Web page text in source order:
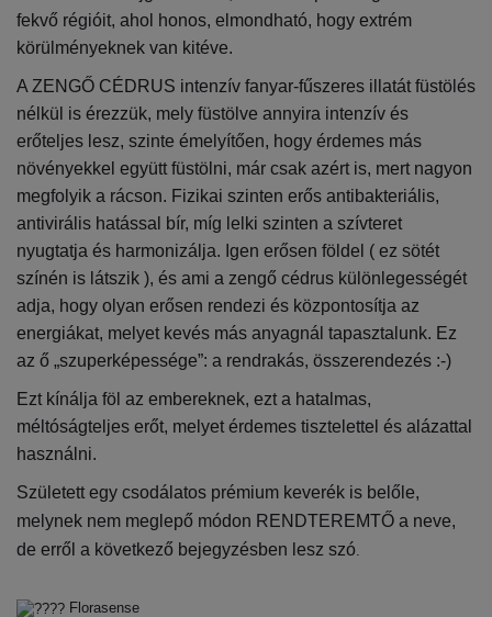
fekvő régióit, ahol honos, elmondható, hogy extrém
körülményeknek van kitéve.
A ZENGŐ CÉDRUS intenzív fanyar-fűszeres illatát füstölés
nélkül is érezzük, mely füstölve annyira intenzív és
erőteljes lesz, szinte émelyítően, hogy érdemes más
növényekkel együtt füstölni, már csak azért is, mert nagyon
megfolyik a rácson. Fizikai szinten erős antibakteriális,
antivirális hatással bír, míg lelki szinten a szívteret
nyugtatja és harmonizálja. Igen erősen földel ( ez sötét
színén is látszik ), és ami a zengő cédrus különlegességét
adja, hogy olyan erősen rendezi és központosítja az
energiákat, melyet kevés más anyagnál tapasztalunk. Ez
az ő „szuperképessége”: a rendrakás, összerendezés :-)
Ezt kínálja föl az embereknek, ezt a hatalmas,
méltóságteljes erőt, melyet érdemes tisztelettel és alázattal
használni.
Született egy csodálatos prémium keverék is belőle,
melynek nem meglepő módon RENDTEREMTŐ a neve,
de erről a következő bejegyzésben lesz szó
Florasense